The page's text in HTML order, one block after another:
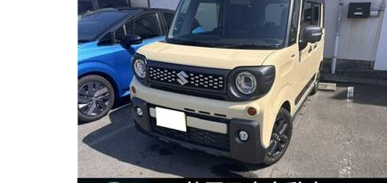
車いす用リフター
運転補助装置
その他
クオリティショップ
車両状態証明書あ
今すぐ予約対象
オンライン相談対象